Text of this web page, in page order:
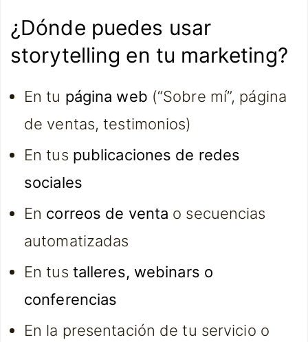
¿Dónde puedes usar
storytelling en tu marketing?
En tu página web (“Sobre mí”, página
de ventas, testimonios)
En tus publicaciones de redes
sociales
En correos de venta o secuencias
automatizadas
En tus talleres, webinars o
conferencias
En la presentación de tu servicio o